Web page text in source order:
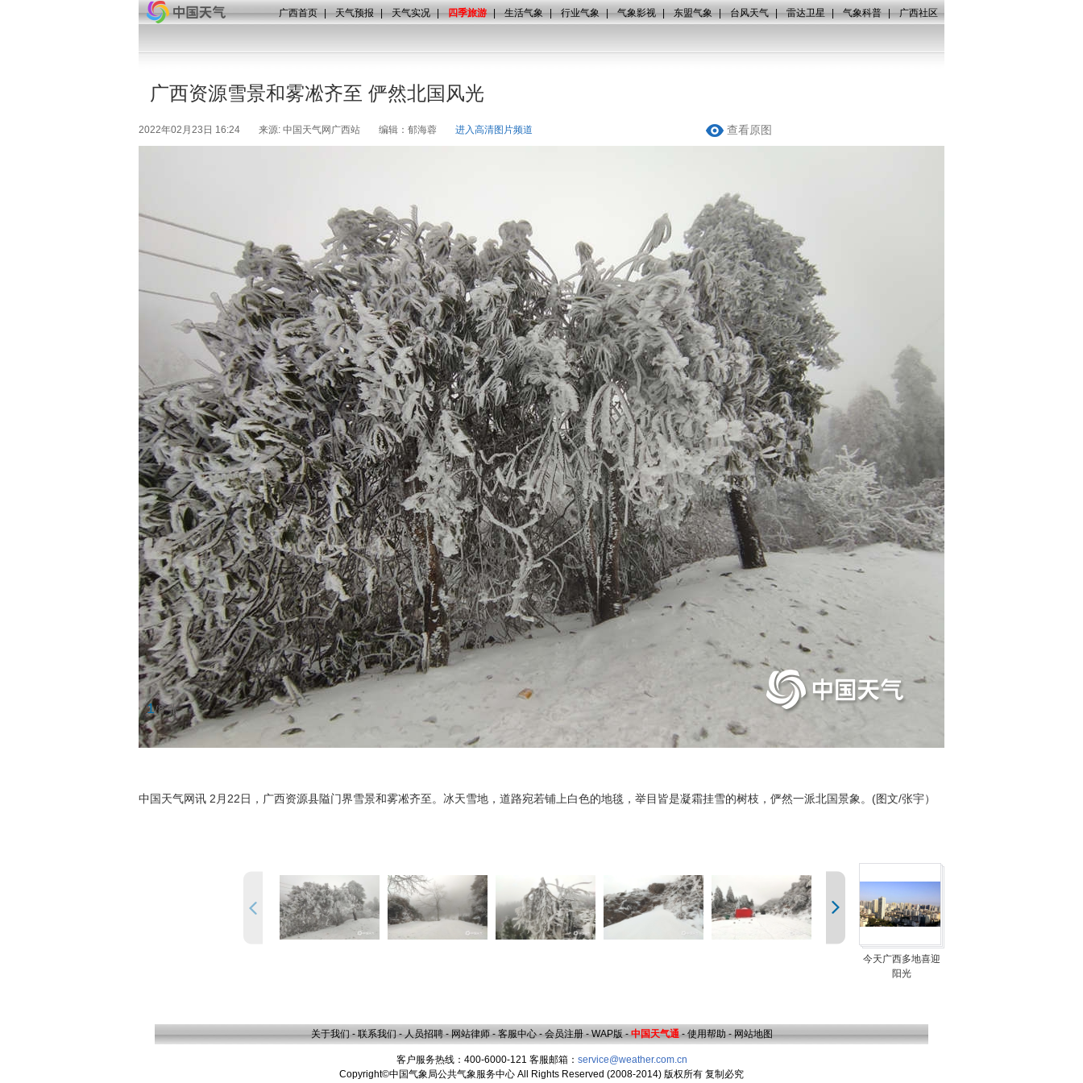
广西首页 | 天气预报 | 天气实况 | 四季旅游 | 生活气象 | 行业气象 | 气象影视 | 东盟气象 | 台风天气 | 雷达卫星 | 气象科普 | 广西社区
广西资源雪景和雾凇齐至 俨然北国风光
2022年02月23日 16:24 来源: 中国天气网广西站 编辑：郁海蓉 进入高清图片频道 查看原图
1/8 张
中国天气网讯 2月22日，广西资源县隘门界雪景和雾凇齐至。冰天雪地，道路宛若铺上白色的地毯，举目皆是凝霜挂雪的树枝，俨然一派北国景象。(图文/张宇）
今天广西多地喜迎
阳光
关于我们 - 联系我们 - 人员招聘 - 网站律师 - 客服中心 - 会员注册 - WAP版 - 中国天气通 - 使用帮助 - 网站地图
客户服务热线：400-6000-121 客服邮箱： service@weather.com.cn
Copyright©中国气象局公共气象服务中心 All Rights Reserved (2008-2014) 版权所有 复制必究